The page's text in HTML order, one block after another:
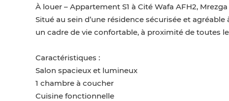
À louer – Appartement S1 à Cité Wafa AFH2, Mrezga
Situé au sein d’une résidence sécurisée et
un cadre de vie confortable, à proximité de toutes
Caractéristiques :
Salon spacieux et lumineux
1 chambre à coucher
Cuisine fonctionnelle